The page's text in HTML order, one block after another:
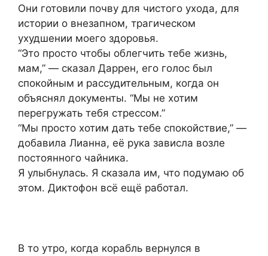
Они готовили почву для чистого ухода, для
истории о внезапном, трагическом
ухудшении моего здоровья.
“Это просто чтобы облегчить тебе жизнь,
мам,” — сказал Даррен, его голос был
спокойным и рассудительным, когда он
объяснял документы. “Мы не хотим
перегружать тебя стрессом.”
“Мы просто хотим дать тебе спокойствие,” —
добавила Лианна, её рука зависла возле
постоянного чайника.
Я улыбнулась. Я сказала им, что подумаю об
этом. Диктофон всё ещё работал.
В то утро, когда корабль вернулся в